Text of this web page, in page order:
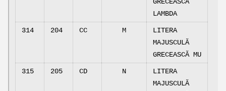
LAMBDA
314 204 CC Μ
LITERA
MAJUSCULĂ
GRECEASCĂ MU
315 205 CD Ν
LITERA
MAJUSCULĂ